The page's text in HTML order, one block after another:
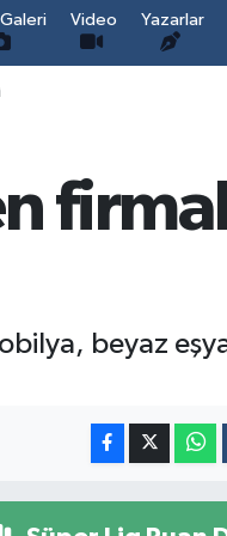
Video Yazarlar
beyaz